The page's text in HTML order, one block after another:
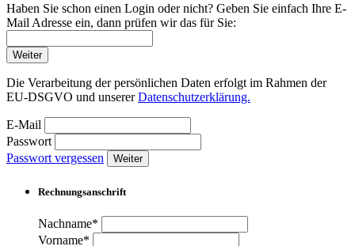
Haben Sie schon einen Login oder nicht? Geben Sie einfach Ihre E-
Mail Adresse ein, dann prüfen wir das für Sie:
Weiter
Die Verarbeitung der persönlichen Daten erfolgt im Rahmen der
EU-DSGVO und unsererDatenschutzerklärung.
E-Mail
Passwort
Passwort vergessen
Weiter
Rechnungsanschrift
Nachname*
Vorname*